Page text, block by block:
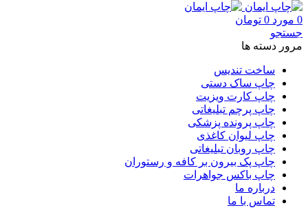
0 مورد 0 تومان
جستجو
مرور دسته ها
ساخت تندیس
چاپ ساک دستی
چاپ کارت ویزیت
چاپ پرچم تبلیغاتی
چاپ پرونده پزشکی
چاپ لیوان کاغذی
چاپ روبان تبلیغاتی
چاپ پک بیرون بر کافه و رستوران
چاپ باکس جواهرات
درباره ما
تماس با ما